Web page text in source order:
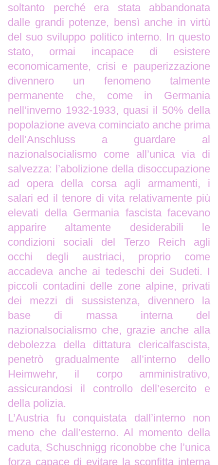
soltanto perché era stata abbandonata
dalle grandi potenze, bensì anche in virtù
del suo sviluppo politico interno. In questo
stato, ormai incapace di esistere
economicamente, crisi e pauperizzazione
divennero un fenomeno talmente
permanente che, come in Germania
nell’inverno 1932-1933, quasi il 50% della
popolazione aveva cominciato anche prima
dell’Anschluss a guardare al
nazionalsocialismo come all’unica via di
salvezza: l’abolizione della disoccupazione
ad opera della corsa agli armamenti, i
salari ed il tenore di vita relativamente più
elevati della Germania fascista facevano
apparire altamente desiderabili le
condizioni sociali del Terzo Reich agli
occhi degli austriaci, proprio come
accadeva anche ai tedeschi dei Sudeti. I
piccoli contadini delle zone alpine, privati
dei mezzi di sussistenza, divennero la
base di massa interna del
nazionalsocialismo che, grazie anche alla
debolezza della dittatura clericalfascista,
penetrò gradualmente all’interno dello
Heimwehr, il corpo amministrativo,
assicurandosi il controllo dell’esercito e
della polizia.
L’Austria fu conquistata dall’interno non
meno che dall’esterno. Al momento della
caduta, Schuschnigg riconobbe che l’unica
forza capace di evitare la sconfitta interna